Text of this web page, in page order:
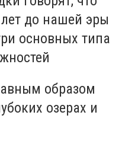
до нашей эры
основных типа
образом
озерах и